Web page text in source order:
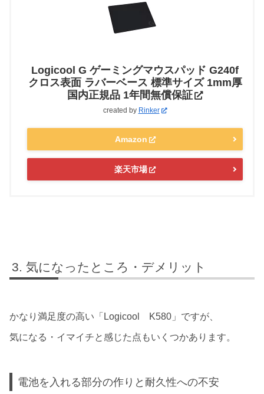
Logicool G ゲーミングマウスパッド G240f
クロス表面 ラバーベース 標準サイズ 1mm厚
国内正規品 1年間無償保証
created by Rinker
Amazon
楽天市場
気になったところ・デメリット
かなり満足度の高い「Logicool K580」ですが、
気になる・イマイチと感じた点もいくつかあります。
電池を入れる部分の作りと耐久性への不安